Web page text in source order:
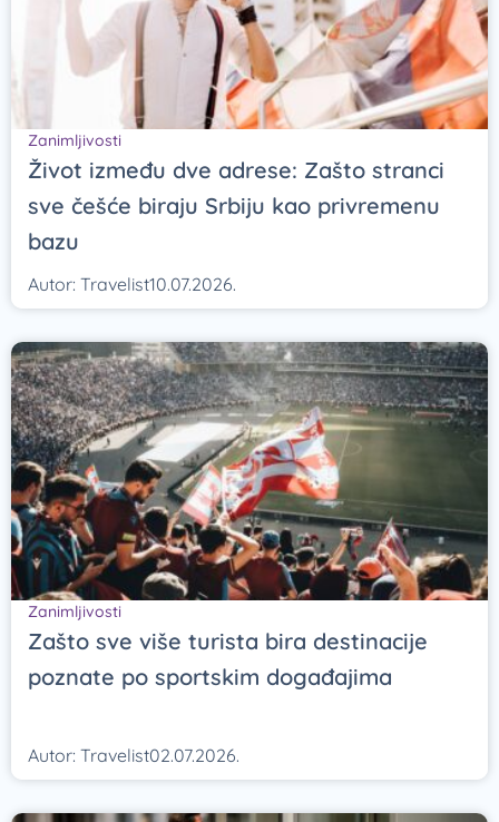
Zanimljivosti
Život između dve adrese: Zašto stranci
sve češće biraju Srbiju kao privremenu
bazu
Autor: Travelist10.07.2026.
Zanimljivosti
Zašto sve više turista bira destinacije
poznate po sportskim događajima
Autor: Travelist02.07.2026.